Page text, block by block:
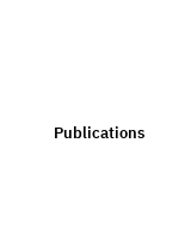
Publications